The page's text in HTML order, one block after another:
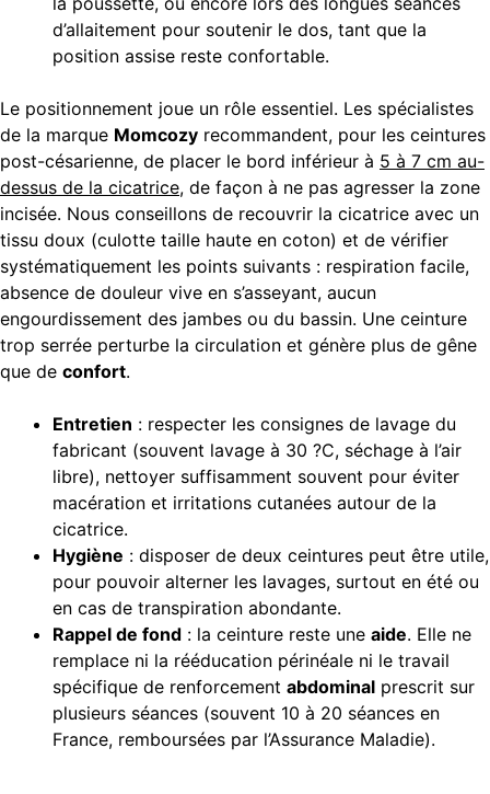
d’allaitement pour soutenir le dos, tant que la
position assise reste confortable.
Le positionnement joue un rôle essentiel. Les spécialistes
de la marque Momcozy recommandent, pour les ceintures
post-césarienne, de placer le bord inférieur à 5 à 7 cm au-
dessus de la cicatrice, de façon à ne pas agresser la zone
incisée. Nous conseillons de recouvrir la cicatrice avec un
tissu doux (culotte taille haute en coton) et de vérifier
systématiquement les points suivants : respiration facile,
absence de douleur vive en s’asseyant, aucun
engourdissement des jambes ou du bassin. Une ceinture
trop serrée perturbe la circulation et génère plus de gêne
que de confort.
Entretien : respecter les consignes de lavage du
fabricant (souvent lavage à 30 ?C, séchage à l’air
libre), nettoyer suffisamment souvent pour éviter
macération et irritations cutanées autour de la
cicatrice.
Hygiène : disposer de deux ceintures peut être utile,
pour pouvoir alterner les lavages, surtout en été ou
en cas de transpiration abondante.
Rappel de fond : la ceinture reste une aide. Elle ne
remplace ni la rééducation périnéale ni le travail
spécifique de renforcement abdominal prescrit sur
plusieurs séances (souvent 10 à 20 séances en
France, remboursées par l’Assurance Maladie).